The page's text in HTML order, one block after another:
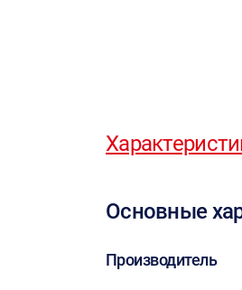
Основные
Производитель